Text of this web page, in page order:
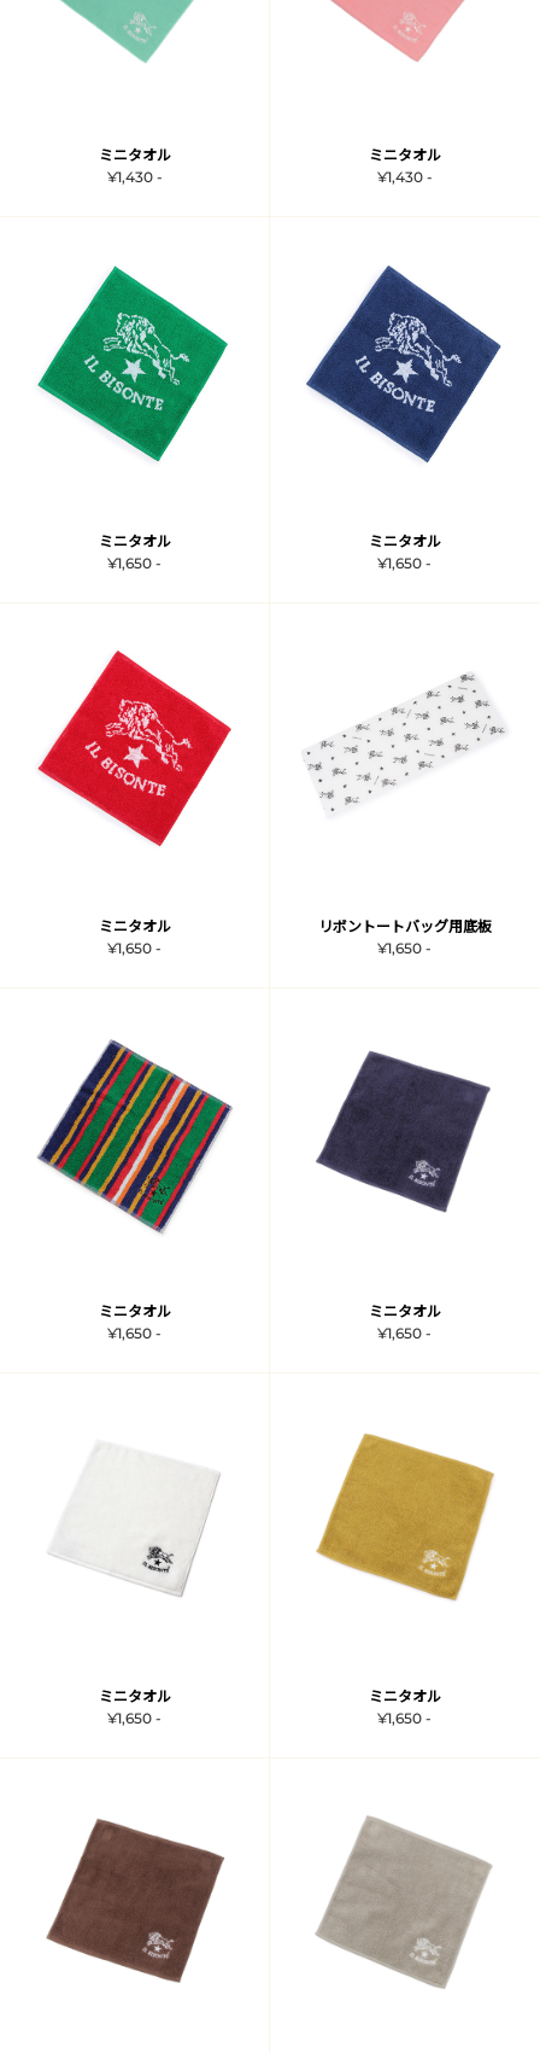
ミニタオル
¥1,430 -
ミニタオル
¥1,430 -
ミニタオル
¥1,650 -
ミニタオル
¥1,650 -
ミニタオル
¥1,650 -
リボントートバッグ用底板
¥1,650 -
ミニタオル
¥1,650 -
ミニタオル
¥1,650 -
ミニタオル
¥1,650 -
ミニタオル
¥1,650 -